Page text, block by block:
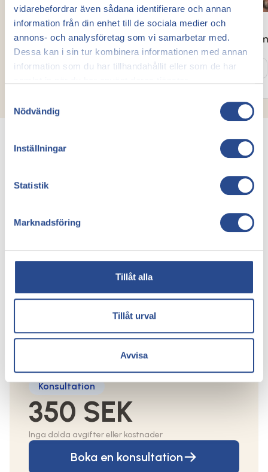
vidarebefordrar även sådana identifierare och annan
information från din enhet till de sociala medier och
annons- och analysföretag som vi samarbetar med.
Dessa kan i sin tur kombinera informationen med annan
information som du har tillhandahållit eller som de har
Nödvändig
Inställningar
Statistik
Marknadsföring
Tillåt alla
Tillåt urval
Avvisa
Abudi Mohamed
Kärlkirurg
Läs mer
David
Kärlkirurg
Läs mer
Priser för behandling
av åderbråck och
ådernät
Priset beror på vilken behandling som ska
göras och en individuell bedömning görs
en personlig behandlingsplan och ett
individuellt pris vid konsultationen hos våra
Konsultation
350 SEK
Inga dolda avgifter eller kostnader
Boka en konsultation